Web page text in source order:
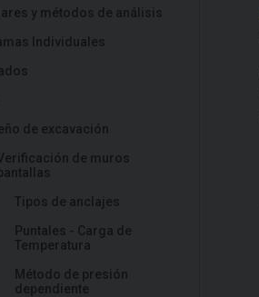
y métodos de análisis
Individuales
de excavación
de muros
Tipos de anclajes
Puntales - Carga de
Temperatura
Método de presión
dependiente